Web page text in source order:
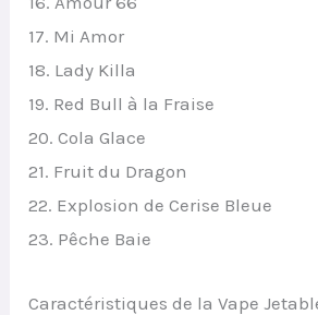
17. Mi Amor
18. Lady Killa
19. Red Bull à la Fraise
20. Cola Glace
21. Fruit du Dragon
22. Explosion de Cerise Bleue
23. Pêche Baie
Caractéristiques de la Vape